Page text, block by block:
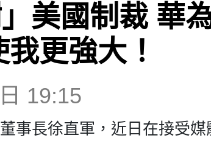
美國制裁 華
更強大！
19:15
事長徐直軍，近日在接受